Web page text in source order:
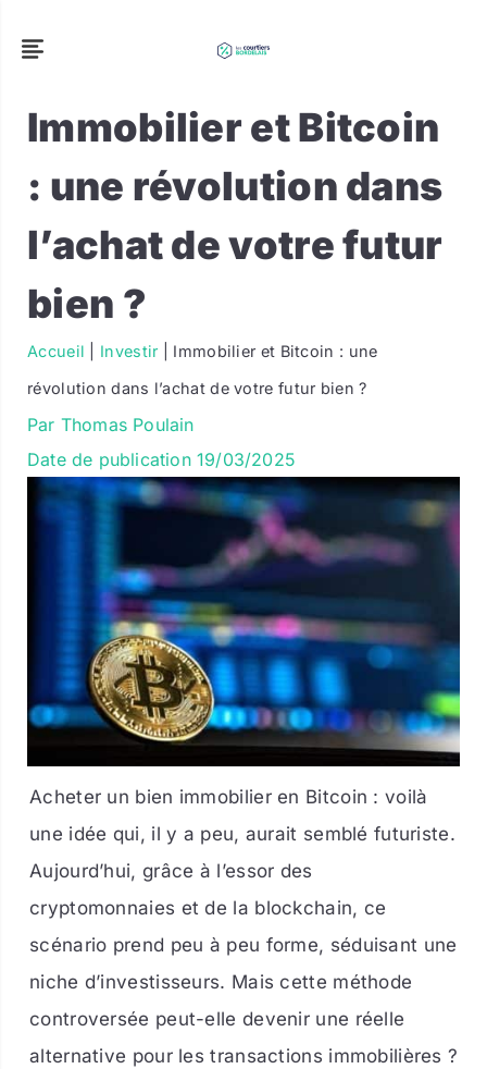
Immobilier et Bitcoin
: une révolution dans
l’achat de votre futur
bien ?
Accueil Investir| Immobilier et Bitcoin : une
révolution dans l’achat de votre futur bien ?
Par Thomas Poulain
Date de publication 19/03/2025
Acheter un bien immobilier en Bitcoin : voilà
une idée qui, il y a peu, aurait semblé futuriste.
Aujourd’hui, grâce à l’essor des
cryptomonnaies et de la blockchain, ce
scénario prend peu à peu forme, séduisant une
niche d’investisseurs. Mais cette méthode
controversée peut-elle devenir une réelle
alternative pour les transactions immobilières ?